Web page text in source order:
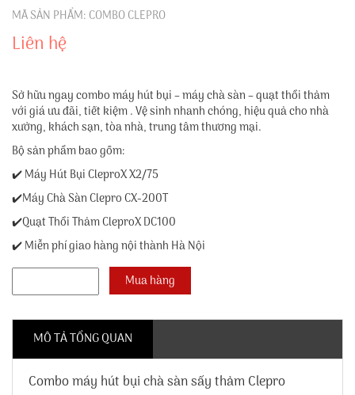
MÃ SẢN PHẨM: COMBO CLEPRO
Liên hệ
Sở hữu ngay combo máy hút bụi – máy chà sàn – quạt thổi thảm
với giá ưu đãi, tiết kiệm . Vệ sinh nhanh chóng, hiệu quả cho nhà
xưởng, khách sạn, tòa nhà, trung tâm thương mại.
Bộ sản phẩm bao gồm:
✔️ Máy Hút Bụi CleproX X2/75
✔️Máy Chà Sàn Clepro CX-200T
✔️Quạt Thổi Thảm CleproX DC100
✔️ Miễn phí giao hàng nội thành Hà Nội
MÔ TẢ TỔNG QUAN
Combo máy hút bụi chà sàn sấy thảm Clepro